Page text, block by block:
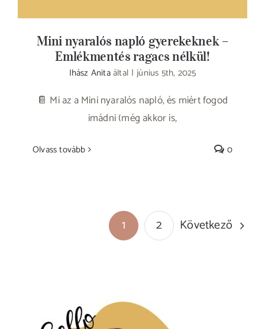
Mini nyaralós napló gyerekeknek –
Emlékmentés ragacs nélkül!
Ihász Anitaáltal | június 5th, 2025
📔 Mi az a Mini nyaralós napló, és miért fogod
imádni (még akkor is,
Olvass tovább 0
1 2 Következő